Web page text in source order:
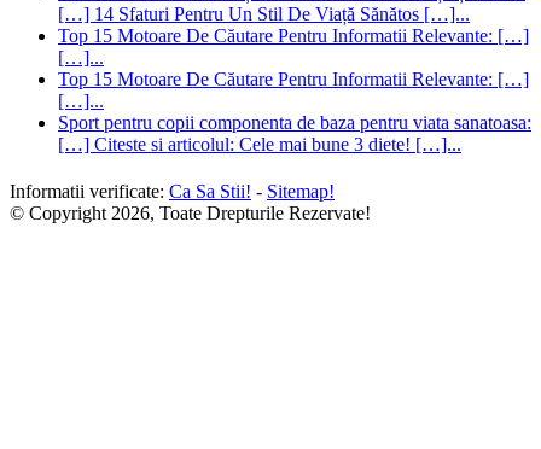
[…] 14 Sfaturi Pentru Un Stil De Viață Sănătos […]...
Top 15 Motoare De Căutare Pentru Informatii Relevante: […]
[…]...
Top 15 Motoare De Căutare Pentru Informatii Relevante: […]
[…]...
Sport pentru copii componenta de baza pentru viata sanatoasa:
[…] Citeste si articolul: Cele mai bune 3 diete! […]...
Informatii verificate: Ca Sa Stii! - Sitemap!
© Copyright 2026, Toate Drepturile Rezervate!